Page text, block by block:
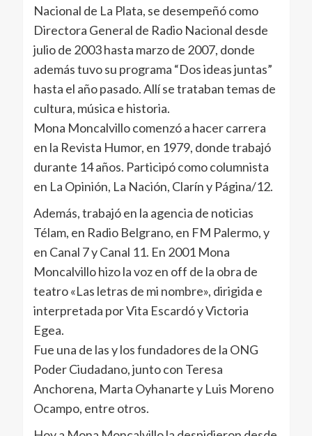
Nacional de La Plata, se desempeñó como
Directora General de Radio Nacional desde
julio de 2003 hasta marzo de 2007, donde
además tuvo su programa “Dos ideas juntas”
hasta el año pasado. Allí se trataban temas de
cultura, música e historia.
Mona Moncalvillo comenzó a hacer carrera
en la Revista Humor, en 1979, donde trabajó
durante 14 años. Participó como columnista
en La Opinión, La Nación, Clarín y Página/12.
Además, trabajó en la agencia de noticias
Télam, en Radio Belgrano, en FM Palermo, y
en Canal 7 y Canal 11. En 2001 Mona
Moncalvillo hizo la voz en off de la obra de
teatro «Las letras de mi nombre», dirigida e
interpretada por Vita Escardó y Victoria
Egea.
Fue una de las y los fundadores de la ONG
Poder Ciudadano, junto con Teresa
Anchorena, Marta Oyhanarte y Luis Moreno
Ocampo, entre otros.